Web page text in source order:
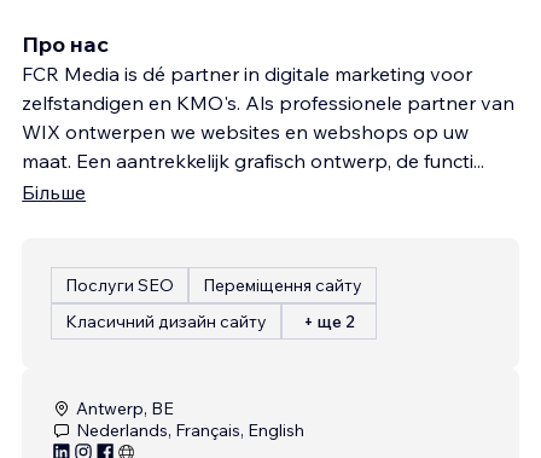
Про нас
FCR Media is dé partner in digitale marketing voor
zelfstandigen en KMO's. Als professionele partner van
WIX ontwerpen we websites en webshops op uw
maat. Een aantrekkelijk grafisch ontwerp, de functi...
Більше
Послуги SEO
Переміщення сайту
Класичний дизайн сайту
+ ще 2
Antwerp, BE
Nederlands, Français, English